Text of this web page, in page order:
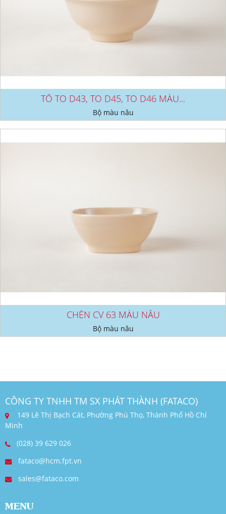
TÔ TO D43, TO D45, TO D46 MÀU...
Bộ màu nâu
CHÉN CV 63 MÀU NÂU
Bộ màu nâu
CÔNG TY TNHH TM SX PHÁT THÀNH (FATACO)
149 Lê Thị Bạch Cát, Phường Phú Thọ, Thành Phố Hồ Chí
Minh
(028) 39 629 026
fataco@hcm.fpt.vn
sales@fataco.com
MENU